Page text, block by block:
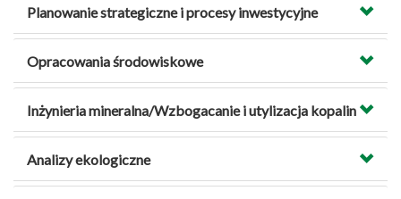
Planowanie strategiczne i procesy inwestycyjne
Opracowania środowiskowe
Inżynieria mineralna/Wzbogacanie i utylizacja kopalin
Analizy ekologiczne